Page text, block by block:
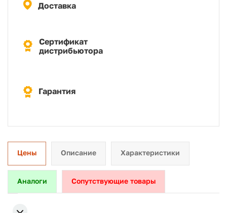
Доставка
Сертификат
дистрибьютора
Гарантия
Цены Описание Характеристики
Аналоги Сопутствующие товары